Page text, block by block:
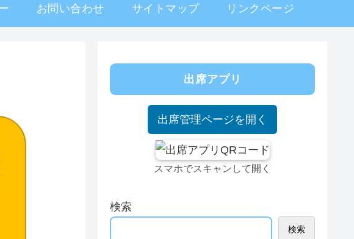
お問い合わせ サイトマップ リンクページ
出席アプリ
出席管理ページを開く
スマホでスキャンして開く
検索
検索